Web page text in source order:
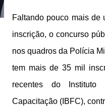
Faltando pouco mais
inscrição, o concurso
nos quadros da Polícia
tem mais de 35 mil
recentes do Instituto
Capacitação (IBFC),